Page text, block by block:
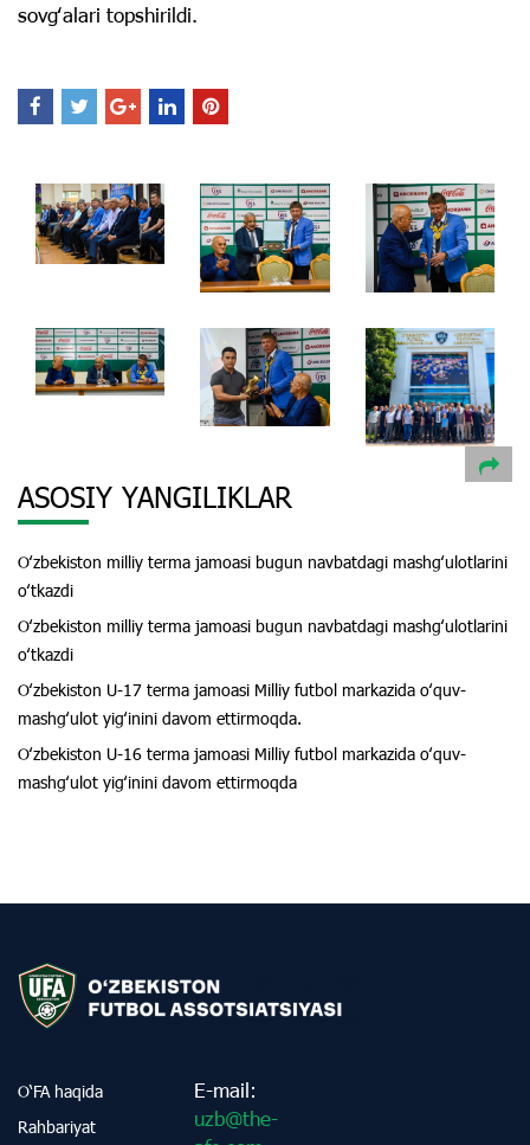
sovgʻalari topshirildi.
ASOSIY YANGILIKLAR
Oʻzbekiston milliy terma jamoasi bugun navbatdagi mashgʻulotlarini
oʻtkazdi
Oʻzbekiston milliy terma jamoasi bugun navbatdagi mashgʻulotlarini
oʻtkazdi
Oʻzbekiston U-17 terma jamoasi Milliy futbol markazida oʻquv-
mashgʻulot yigʻinini davom ettirmoqda.
Oʻzbekiston U-16 terma jamoasi Milliy futbol markazida oʻquv-
mashgʻulot yigʻinini davom ettirmoqda
O‘FA haqida
Rahbariyat
E-mail:
uzb@the-